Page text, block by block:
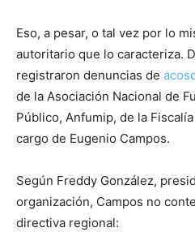
Eso, a pesar, o tal vez por lo
autoritario que lo caracteriza.
registraron denuncias de
de la Asociación Nacional de
Público, Anfumip, de la
cargo de Eugenio Campos.
Según Freddy González,
organización, Campos no
directiva regional: